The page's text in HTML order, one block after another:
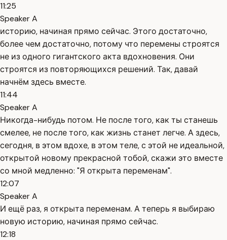
11:25
Speaker A
историю, начиная прямо сейчас. Этого достаточно,
более чем достаточно, потому что перемены строятся
не из одного гигантского акта вдохновения. Они
строятся из повторяющихся решений. Так, давай
начнём здесь вместе.
11:44
Speaker A
Никогда-нибудь потом. Не после того, как ты станешь
смелее, не после того, как жизнь станет легче. А здесь,
сегодня, в этом вдохе, в этом теле, с этой не идеальной,
открытой новому прекрасной тобой, скажи это вместе
со мной медленно: "Я открыта переменам".
12:07
Speaker A
И ещё раз, я открыта переменам. А теперь я выбираю
новую историю, начиная прямо сейчас.
12:18